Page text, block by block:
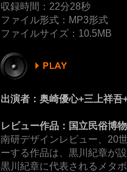
収録時間：22分28秒
ファイル形式：MP3形式
ファイルサイズ：10.5MB
出演者：奥崎優心+三上祥吾
レビュー作品：国立民俗博
南研デザインレビュー、20
ーする作品は、黒川紀章が
黒川紀章に代表されるメタ